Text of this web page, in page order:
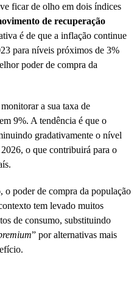
ficar de olho em dois índices
de recuperação
é de que a inflação continue
para níveis próximos de 3%
poder de compra da
a sua taxa de
9%. A tendência é que o
gradativamente o nível
o que contribuirá para o
o poder de compra da população
tem levado muitos
de consumo, substituindo
” por alternativas mais